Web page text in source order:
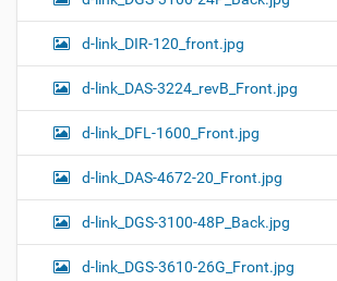
d-link_DIR-120_front.jpg
d-link_DAS-3224_revB_Front.jpg
d-link_DFL-1600_Front.jpg
d-link_DAS-4672-20_Front.jpg
d-link_DGS-3100-48P_Back.jpg
d-link_DGS-3610-26G_Front.jpg